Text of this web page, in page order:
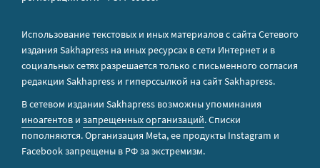
Использование текстовых и иных материалов с сайта Сетевого
издания Sakhapress на иных ресурсах в сети Интернет и в
социальных сетях разрешается только с письменного согласия
редакции Sakhapress и гиперссылкой на сайт Sakhapress.
В сетевом издании Sakhapress возможны упоминания
иноагентов и запрещенных организаций. Списки
пополняются. Организация Metа, ее продукты Instagram и
Facebook запрещены в РФ за экстремизм.